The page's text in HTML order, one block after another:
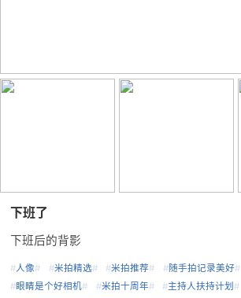
下班了
下班后的背影
#人像# #米拍精选# #米拍推荐# #随手拍记录美好#
#眼睛是个好相机# #米拍十周年# #主持人扶持计划 #